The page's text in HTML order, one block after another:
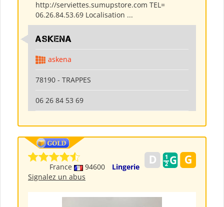
http://serviettes.sumupstore.com TEL=
06.26.84.53.69 Localisation ...
ASKENA
askena
78190 - TRAPPES
06 26 84 53 69
France 94600
Lingerie
Signalez un abus